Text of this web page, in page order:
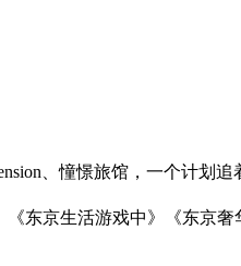
、憧憬旅馆，一个计划追
东京生活游戏中》《东京奢